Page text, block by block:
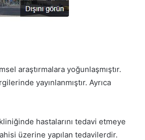
araştırmalara yoğunlaşmıştır.
yayınlanmıştır. Ayrıca
hastalarını tedavi etmeye
üzerine yapılan tedavilerdir.